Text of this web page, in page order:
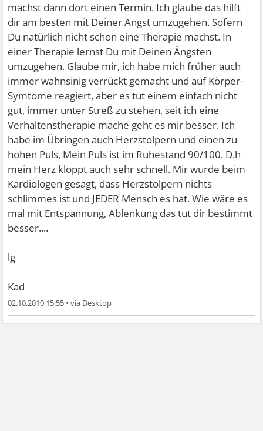
machst dann dort einen Termin. Ich glaube das hilft
dir am besten mit Deiner Angst umzugehen. Sofern
Du natürlich nicht schon eine Therapie machst. In
einer Therapie lernst Du mit Deinen Ängsten
umzugehen. Glaube mir, ich habe mich früher auch
immer wahnsinig verrückt gemacht und auf Körper-
Symtome reagiert, aber es tut einem einfach nicht
gut, immer unter Streß zu stehen, seit ich eine
Verhaltenstherapie mache geht es mir besser. Ich
habe im Übringen auch Herzstolpern und einen zu
hohen Puls, Mein Puls ist im Ruhestand 90/100. D.h
mein Herz kloppt auch sehr schnell. Mir wurde beim
Kardiologen gesagt, dass Herzstolpern nichts
schlimmes ist und JEDER Mensch es hat. Wie wäre es
mal mit Entspannung, Ablenkung das tut dir bestimmt
besser....
lg
Kad
02.10.2010 15:55 •